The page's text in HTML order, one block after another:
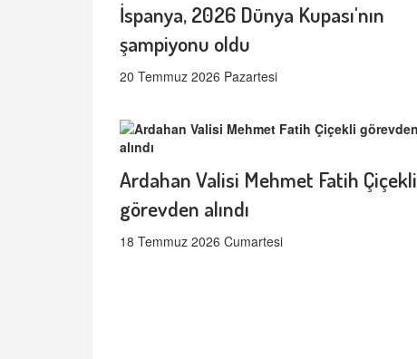
İspanya, 2026 Dünya Kupası'nın
şampiyonu oldu
20 Temmuz 2026 Pazartesi
Ardahan Valisi Mehmet Fatih Çiçekli
görevden alındı
18 Temmuz 2026 Cumartesi